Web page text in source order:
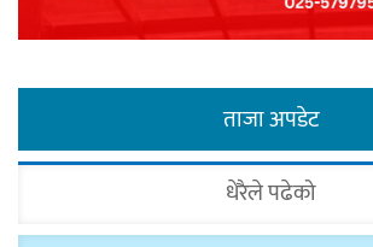
ताजा अपडेट
धेरैले पढेको